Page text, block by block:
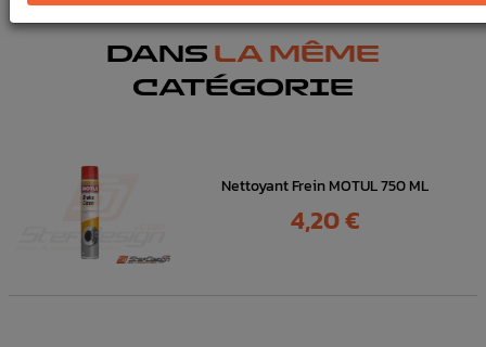
DANS LA MÊME
CATÉGORIE
Nettoyant Frein MOTUL 750 ML
Prix
4,20 €